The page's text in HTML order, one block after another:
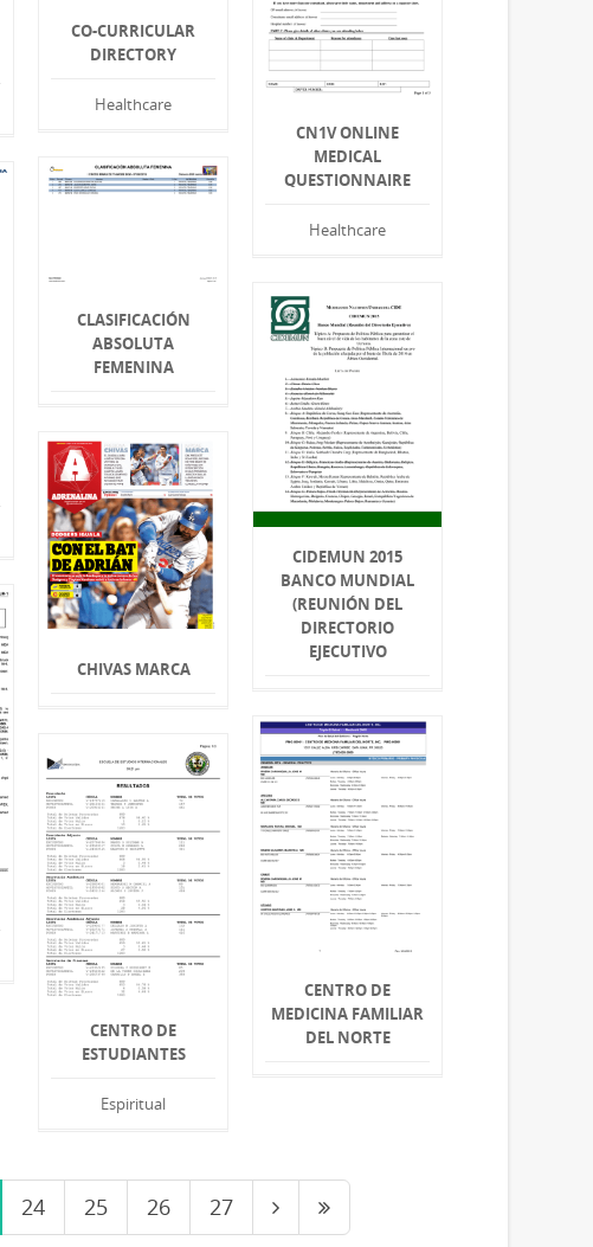
CO-CURRICULAR
DIRECTORY
Healthcare
CN1V ONLINE
MEDICAL
QUESTIONNAIRE
Healthcare
CLASIFICACIÓN
ABSOLUTA
FEMENINA
CIDEMUN 2015
BANCO MUNDIAL
(REUNIÓN DEL
DIRECTORIO
EJECUTIVO
CHIVAS MARCA
CENTRO DE
MEDICINA FAMILIAR
DEL NORTE
CENTRO DE
ESTUDIANTES
Espiritual
24 25 26 27